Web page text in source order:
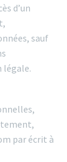
d’un
sauf
légale.
par écrit à